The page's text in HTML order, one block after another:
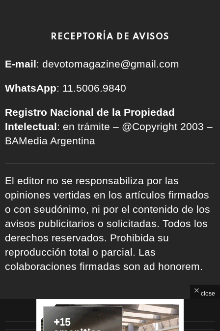
RECEPTORÍA DE AVISOS
E-mail: devotomagazine@gmail.com
WhatsApp: 11.5006.9840
Registro Nacional de la Propiedad
Intelectual: en trámite – @Copyright 2003 –
BAMedia Argentina
El editor no se responsabiliza por las
opiniones vertidas en los artículos firmados
o con seudónimo, ni por el contenido de los
avisos publicitarios o solicitadas. Todos los
derechos reservados. Prohibida su
reproducción total o parcial. Las
colaboraciones firmadas son ad honorem.
ARCHIVOS
close